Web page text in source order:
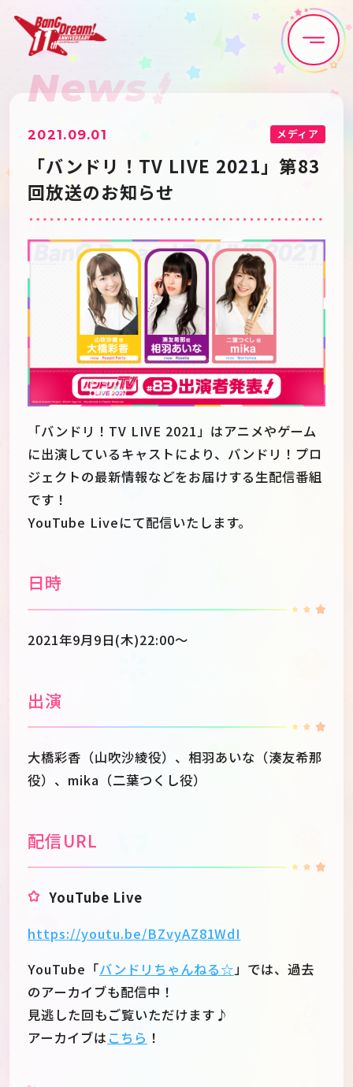
Home News
Live•Event Discography
Artist
Game Media
Schedule About
Goods
JP
News
2021.09.01 メディア
「バンドリ！TV LIVE 2021」第83
回放送のお知らせ
「バンドリ！TV LIVE 2021」はアニメやゲーム
に出演しているキャストにより、バンドリ！プロ
ジェクトの最新情報などをお届けする生配信番組
です！
YouTube Liveにて配信いたします。
日時
2021年9月9日(木)22:00～
出演
大橋彩香（山吹沙綾役）、相羽あいな（湊友希那
役）、mika（二葉つくし役）
配信URL
YouTube Live
https://youtu.be/BZvyAZ81WdI
YouTube「バンドリちゃんねる☆」では、過去
のアーカイブも配信中！
見逃した回もご覧いただけます♪
アーカイブは こちら ！